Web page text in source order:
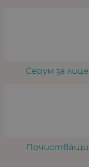
Серум за лице
Почистващи